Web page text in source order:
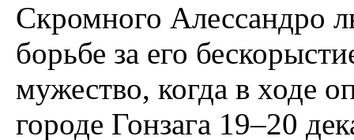
Скромного Алессандро
борьбе за его
мужество, когда в ходе
городе Гонзага 19–20